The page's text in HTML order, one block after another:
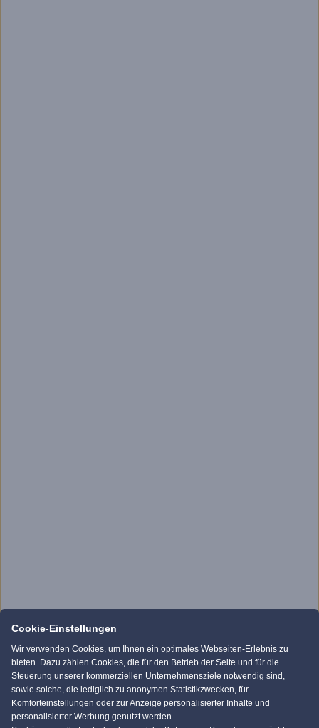
Cookie-Einstellungen
Wir verwenden Cookies, um Ihnen ein optimales Webseiten-Erlebnis zu
bieten. Dazu zählen Cookies, die für den Betrieb der Seite und für die
Steuerung unserer kommerziellen Unternehmensziele notwendig sind,
sowie solche, die lediglich zu anonymen Statistikzwecken, für
Komforteinstellungen oder zur Anzeige personalisierter Inhalte und
personalisierter Werbung genutzt werden.